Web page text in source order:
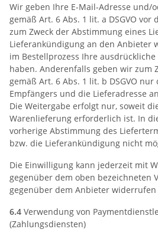
Wir geben Ihre E-Mail-Adresse und/
gemäß Art. 6 Abs. 1 lit. a DSGVO
zum Zweck der Abstimmung eines
Lieferankündigung an den Anbieter
im Bestellprozess Ihre
haben. Anderenfalls geben wir zum
gemäß Art. 6 Abs. 1 lit. b DSGVO
Empfängers und die Lieferadresse
Die Weitergabe erfolgt nur, soweit
Warenlieferung erforderlich ist. In
vorherige Abstimmung des
bzw. die Lieferankündigung nicht
Die Einwilligung kann jederzeit mit
gegenüber dem oben bezeichneten
gegenüber dem Anbieter
6.4 Verwendung von
(Zahlungsdiensten)